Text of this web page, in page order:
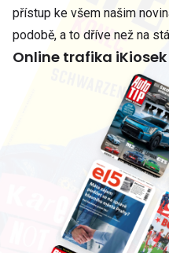
přístup ke všem našim
podobě, a to dříve než na
Online trafika iKiosek